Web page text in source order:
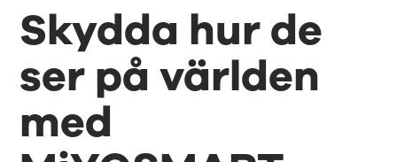
Skydda hur de
ser på världen
med